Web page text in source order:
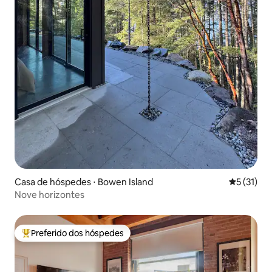
Casa de hóspedes ⋅ Bowen Island 5 de uma
5 (31)
Nove horizontes
Entre os melhores preferidos dos hóspedes
Preferido dos hóspedes